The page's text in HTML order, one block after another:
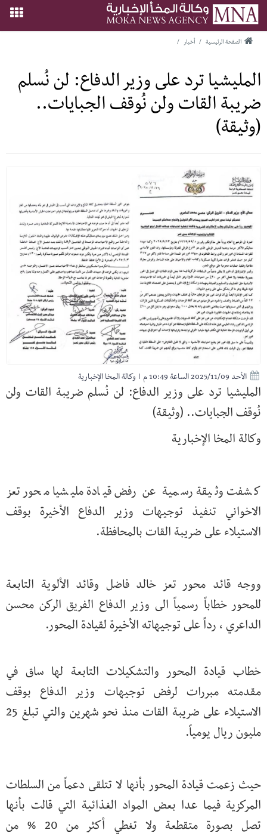
الصفحة الرئيسية / أخبار /
المليشيا ترد على وزير الدفاع: لن نُسلم
ضريبة القات ولن نُوقف الجبايات..
(وثيقة)
الأحد 2025/11/09 الساعة 10:49 م | وكالة المخا الإخبارية
المليشيا ترد على وزير الدفاع: لن نُسلم ضريبة القات ولن
نُوقف الجبايات.. (وثيقة)
وكالة المخا الإخبارية
كشفت وثيقة رسمية عن رفض قيادة مليشيا محور تعز
الاخواني تنفيذ توجيهات وزير الدفاع الأخيرة بوقف
الاستيلاء على ضريبة القات بالمحافظة.
ووجه قائد محور تعز خالد فاضل وقائد الألوية التابعة
للمحور خطاباً رسمياً الى وزير الدفاع الفريق الركن محسن
الداعري ، رداً على توجيهاته الأخيرة لقيادة المحور.
خطاب قيادة المحور والتشكيلات التابعة لها ساق في
مقدمته مبررات لرفض توجيهات وزير الدفاع بوقف
الاستيلاء على ضريبة القات منذ نحو شهرين والتي تبلغ 25
مليون ريال يومياً.
حيث زعمت قيادة المحور بأنها لا تتلقى دعماً من السلطات
المركزية فيما عدا بعض المواد الغذائية التي قالت بأنها
تصل بصورة متقطعة ولا تغطي أكثر من 20 % من